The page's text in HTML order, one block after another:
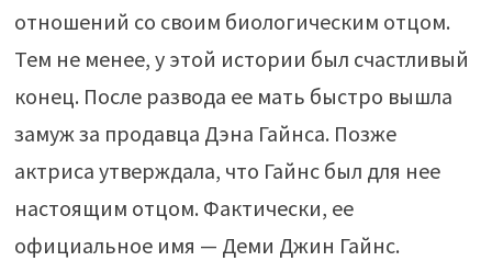
отношений со своим биологическим отцом.
Тем не менее, у этой истории был счастливый
конец. После развода ее мать быстро вышла
замуж за продавца Дэна Гайнса. Позже
актриса утверждала, что Гайнс был для нее
настоящим отцом. Фактически, ее
официальное имя — Деми Джин Гайнс.